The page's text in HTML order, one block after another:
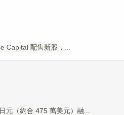
Capital 配售新股，...
（約合 475 萬美元）融...